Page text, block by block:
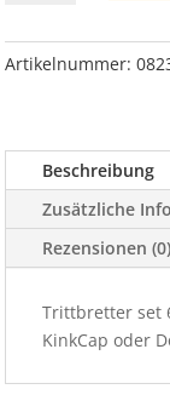
Trail
2002
KinkCap
Menge
Artikelnummer:
Beschreibung
Zusätzliche
Rezensionen (0)
Trittbretter set
KinkCap oder